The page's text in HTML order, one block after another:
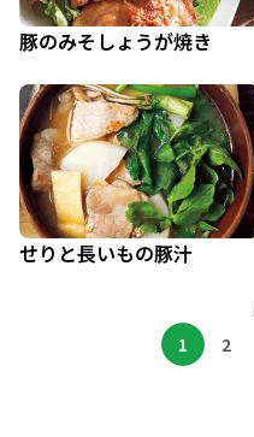
豚のみそしょうが焼き
せりと長いもの豚汁
1 2